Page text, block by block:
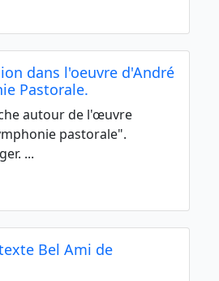
dans l'oeuvre d'André
Pastorale.
autour de l'œuvre
pastorale".
...
Bel Ami de